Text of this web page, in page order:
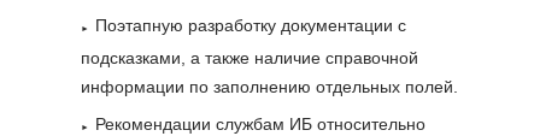
Поэтапную разработку документации с
подсказками, а также наличие справочной
информации по заполнению отдельных полей.
Рекомендации службам ИБ относительно